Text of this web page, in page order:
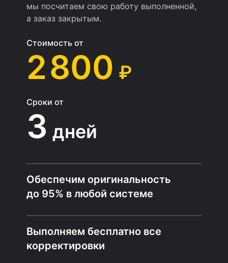
мы посчитаем свою работу выполненной,
а заказ закрытым.
Стоимость от
2 800 ₽
Сроки от
3 дней
Обеспечим оригинальность
до 95% в любой системе
Выполняем бесплатно все
корректировки